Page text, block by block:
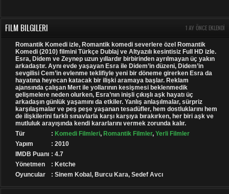
FILM BILGILERI 1 AY ÖNCE EKLENDI
Romantik Komedi izle, Romantik komedi severlere özel Romantik
Komedi (2010) filmini Türkçe Dublaj ve Altyazılı kesintisiz Full HD izle.
Esra, Didem ve Zeynep uzun yıllardır birbirinden ayrılmayan üç yakın
arkadaştır. Aynı evde yaşayan Esra ile Didem’in düzeni, Didem’in
sevgilisi Cem’in evlenme teklifiyle yeni bir döneme girerken Esra da
hayatına heyecan katacak bir ilişki aramaya başlar. Reklam
ajansında çalışan Mert ile yollarının kesişmesi beklenmedik
gelişmelere neden olurken, Esra’nın inişli çıkışlı aşk hayatı üç
arkadaşın günlük yaşamını da etkiler. Yanlış anlaşılmalar, sürpriz
karşılaşmalar ve peş peşe yaşanan tesadüfler, hem dostluklarını hem
de ilişkilerini farklı sınavlarla karşı karşıya bırakırken, her biri aşk ve
mutluluk arayışında kendi kararlarını vermek zorunda kalır.
Tür
: Komedi Filmleri, Romantik Filmler, Yerli Filmler
Yapım
: 2010
IMDB Puanı : 4.7
Yönetmen
: Ketche
Oyuncular
: Sinem Kobal, Burcu Kara, Sedef Avcı